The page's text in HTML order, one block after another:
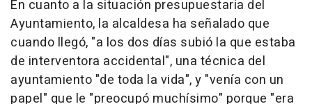
En cuanto a la situación presupuestaria del
Ayuntamiento, la alcaldesa ha señalado que
cuando llegó, "a los dos días subió la que estaba
de interventora accidental", una técnica del
ayuntamiento "de toda la vida", y "venía con un
papel" que le "preocupó muchísimo" porque "era